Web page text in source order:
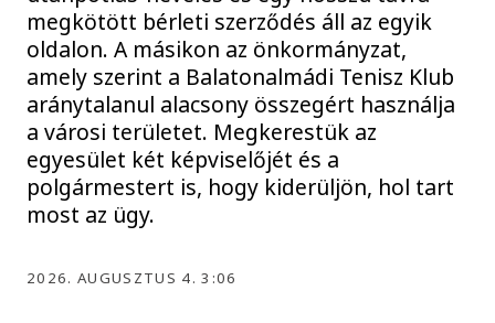
megkötött bérleti szerződés áll az egyik
oldalon. A másikon az önkormányzat,
amely szerint a Balatonalmádi Tenisz Klub
aránytalanul alacsony összegért használja
a városi területet. Megkerestük az
egyesület két képviselőjét és a
polgármestert is, hogy kiderüljön, hol tart
most az ügy.
2026. AUGUSZTUS 4. 3:06